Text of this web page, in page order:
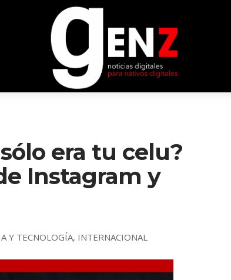
era tu celu?
Instagram y
Y TECNOLOGÍA, INTERNACIONAL